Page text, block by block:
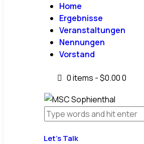
Home
Ergebnisse
Veranstaltungen
Nennungen
Vorstand
0 items -$0.000
Let’s Talk